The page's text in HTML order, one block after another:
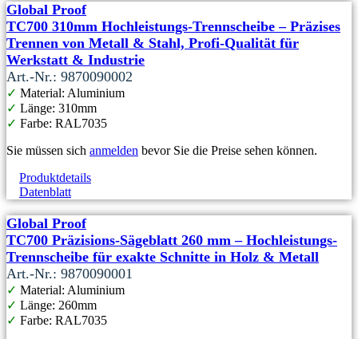
Global Proof
TC700 310mm Hochleistungs-Trennscheibe – Präzises
Trennen von Metall & Stahl, Profi-Qualität für
Werkstatt & Industrie
Art.-Nr.: 9870090002
✓ Material: Aluminium
✓ Länge: 310mm
✓ Farbe: RAL7035
Sie müssen sich anmelden bevor Sie die Preise sehen können.
Produktdetails
Datenblatt
Global Proof
TC700 Präzisions-Sägeblatt 260 mm – Hochleistungs-
Trennscheibe für exakte Schnitte in Holz & Metall
Art.-Nr.: 9870090001
✓ Material: Aluminium
✓ Länge: 260mm
✓ Farbe: RAL7035